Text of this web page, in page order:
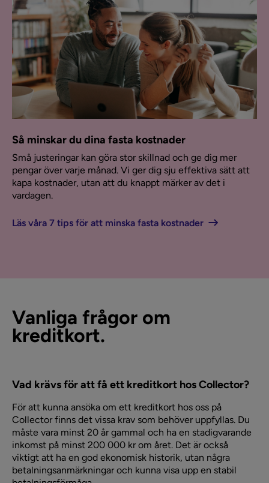
Så minskar du dina fasta kostnader
Små justeringar kan göra stor skillnad och ge dig mer
pengar över varje månad. Vi ger dig sju effektiva sätt att
kapa kostnader, utan att du knappt märker av det i
vardagen.
Läs våra 7 tips för att minska fasta kostnader
Vanliga frågor om
kreditkort.
Vad krävs för att få ett kreditkort hos Collector?
För att kunna ansöka om ett kreditkort hos oss på
Collector finns det vissa krav som behöver uppfyllas. Du
måste vara minst 20 år gammal och ha en stadigvarande
inkomst på minst 200 000 kr om året. Det är också
viktigt att ha en god ekonomisk historik, utan några
betalningsanmärkningar och kunna visa upp en stabil